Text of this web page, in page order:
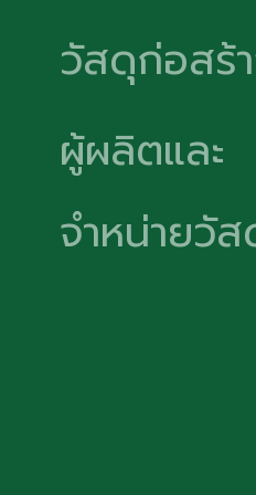
วัสดุก่อสร้
ผู้ผลิตและ
จำหน่ายวั